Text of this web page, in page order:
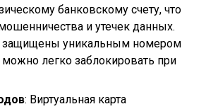
банковскому счету, что
и утечек данных.
защищены уникальным номером
легко заблокировать при
: Виртуальная карта